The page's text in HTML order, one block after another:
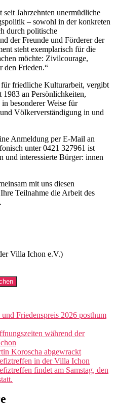
Jahrzehnten unermüdliche
– sowohl in der konkreten
durch politische
der Freunde und Förderer der
steht exemplarisch für die
möchte: Zivilcourage,
den Frieden.“
friedliche Kulturarbeit, vergibt
an Persönlichkeiten,
besonderer Weise für
Völkerverständigung in und
Anmeldung per E-Mail an
unter 0421 327961 ist
und interessierte Bürger: innen
mit uns diesen
Teilnahme die Arbeit des
Villa Ichon e.V.)
Friedenspreis 2026 posthum
während der
Koroscha abgewrackt
in der Villa Ichon
findet am Samstag, den